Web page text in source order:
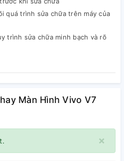
quá trình sửa chữa trên máy của
trình sửa chữa minh bạch và rõ
Màn Hình Vivo V7
×